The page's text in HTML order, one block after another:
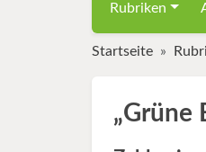
Rubriken
Startseite
„Grüne